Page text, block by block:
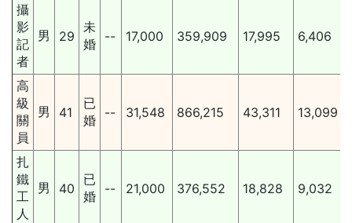
攝
影
記
者
男 29
未
婚
-- 17,000 359,909 17,995 6,406
高
級
關
員
男 41
已
婚
-- 31,548 866,215 43,311 13,099
扎
鐵
工
人
男 40
已
婚
-- 21,000 376,552 18,828 9,032